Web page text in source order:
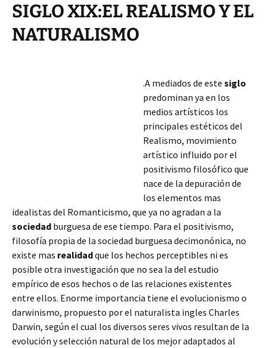
SIGLO XIX:EL REALISMO Y EL
NATURALISMO
.A mediados de este siglo
predominan ya en los
medios artísticos los
principales estéticos del
Realismo, movimiento
artístico influido por el
positivismo filosófico que
nace de la depuración de
los elementos mas
idealistas del Romanticismo, que ya no agradan a la
sociedad burguesa de ese tiempo. Para el positivismo,
filosofía propia de la sociedad burguesa decimonónica, no
existe mas realidadque los hechos perceptibles ni es
posible otra investigación que no sea la del estudio
empírico de esos hechos o de las relaciones existentes
entre ellos. Enorme importancia tiene el evolucionismo o
darwinismo, propuesto por el naturalista ingles Charles
Darwin, según el cual los diversos seres vivos resultan de la
evolución y selección natural de los mejor adaptados al